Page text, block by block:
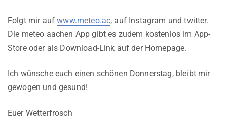
Folgt mir aufwww.meteo.ac, auf Instagram und twitter.
Die meteo aachen App gibt es zudem kostenlos im App-
Store oder als Download-Link auf der Homepage.
Ich wünsche euch einen schönen Donnerstag, bleibt mir
gewogen und gesund!
Euer Wetterfrosch